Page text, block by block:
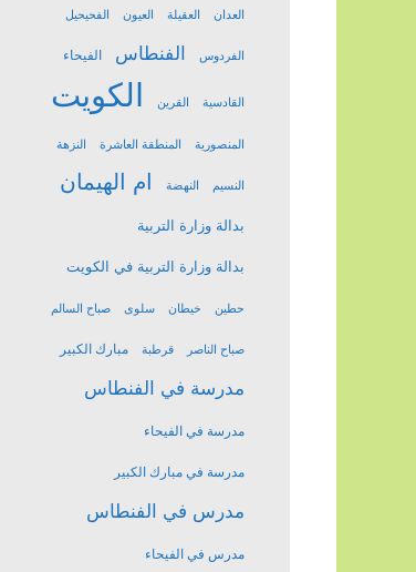
العدان العقيلة العيون الفحيحيل
الفردوس الفنطاس الفيحاء
القادسية القرين الكويت
المنصورية المنطقة العاشرة النزهة
النسيم النهضة ام الهيمان
بدالة وزارة التربية
بدالة وزارة التربية في الكويت
حطين خيطان سلوى صباح السالم
صباح الناصر قرطبة مبارك الكبير
مدرسة في الفنطاس
مدرسة في الفيحاء
مدرسة في مبارك الكبير
مدرس في الفنطاس
مدرس في الفيحاء